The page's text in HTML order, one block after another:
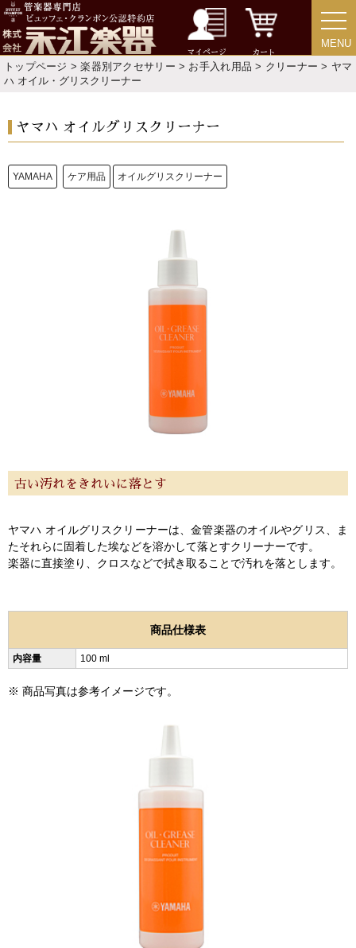
マイページ カート
MENU
MENU
トップページ >楽器別アクセサリー > お手入れ用品 > クリーナー > ヤマ
ハ オイル・グリスクリーナー
ヤマハ オイルグリスクリーナー
YAMAHA ケア用品 オイルグリスクリーナー
古い汚れをきれいに落とす
ヤマハ オイルグリスクリーナーは、金管楽器のオイルやグリス、ま
たそれらに固着した埃などを溶かして落とすクリーナーです。
楽器に直接塗り、クロスなどで拭き取ることで汚れを落とします。
商品仕様表
内容量 100 ml
※ 商品写真は参考イメージです。
「楽器をはじめよう」
お手入れ方法
演奏会のお知らせ
サポート・保証
特定商取引法